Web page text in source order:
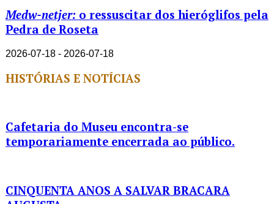
Medw-netjer: o ressuscitar dos hieróglifos pela
Pedra de Roseta
2026-07-18 - 2026-07-18
HISTÓRIAS E NOTÍCIAS
Cafetaria do Museu encontra-se
temporariamente encerrada ao público.
CINQUENTA ANOS A SALVAR BRACARA